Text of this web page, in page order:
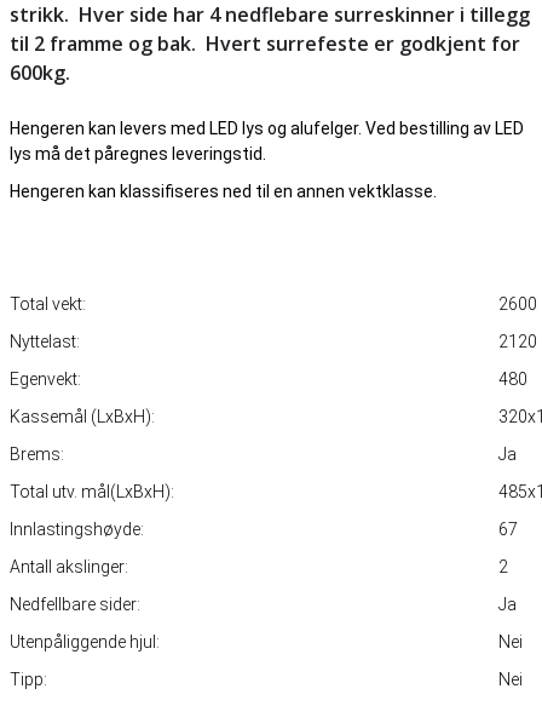
strikk. Hver side har 4 nedflebare surreskinner i tillegg
til 2 framme og bak. Hvert surrefeste er godkjent for
600kg.
Hengeren kan levers med LED lys og alufelger. Ved bestilling av LED
lys må det påregnes leveringstid.
Hengeren kan klassifiseres ned til en annen vektklasse.
Total vekt:
2600
Nyttelast:
2120
Egenvekt:
480
Kassemål (LxBxH):
Brems:
Ja
Total utv. mål(LxBxH):
Innlastingshøyde:
67
Antall akslinger:
2
Nedfellbare sider:
Ja
Utenpåliggende hjul:
Nei
Tipp:
Nei